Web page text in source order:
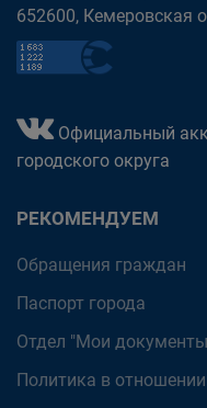
652600, Кемеровская
Официальный
городского округа
РЕКОМЕНДУЕМ
Обращения граждан
Паспорт города
Отдел "Мои
Политика в